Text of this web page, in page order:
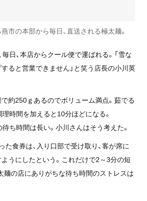
市の本部から毎日、直送される極太麺。
毎日、本店からクール便で運ばれる。「雪な
ると営業できません」と笑う店長の小川英
約250ｇあるのでボリューム満点。茹でる
時間を加えると10分ほどになる。
ち時間は長い。小川さんはそう考えた。
た食券は、入り口部で受け取り、客が席に
うにしたという。これだけで2～3分の短
麺の店にありがちな待ち時間のストレスは